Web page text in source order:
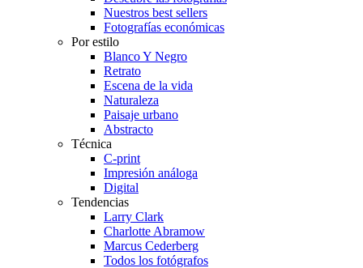
Nuestros best sellers
Fotografías económicas
Por estilo
Blanco Y Negro
Retrato
Escena de la vida
Naturaleza
Paisaje urbano
Abstracto
Técnica
C-print
Impresión análoga
Digital
Tendencias
Larry Clark
Charlotte Abramow
Marcus Cederberg
Todos los fotógrafos